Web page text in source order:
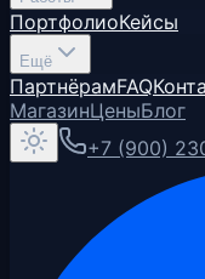
ПортфолиоКейсы
Ещё
ПартнёрамFAQ
МагазинЦеныБлог
+7 (900)